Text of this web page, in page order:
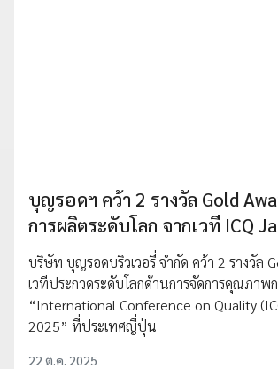
บุญรอดฯ คว้า 2 รางวัล Gold
การผลิตระดับโลก จากเวที ICQ
บริษัท บุญรอดบริวเวอรี่ จำกัด คว้า 2 รางวัล
เวทีประกวดระดับโลกด้านการจัดการคุณภาพ
“International Conference on Quality
2025” ที่ประเทศญี่ปุ่น
22 ต.ค. 2025